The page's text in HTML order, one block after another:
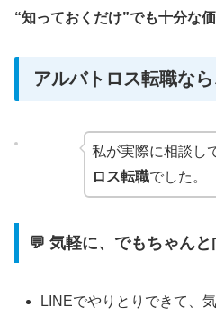
“知っておくだけ”でも十分な
アルバトロス転職な
私が実際に相談し
ロス転職でした。
💬 気軽に、でもちゃん
LINEでやりとりできて、